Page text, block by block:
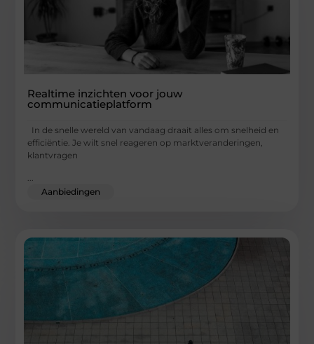
Realtime inzichten voor jouw
communicatieplatform
In de snelle wereld van vandaag draait alles om snelheid en
efficiëntie. Je wilt snel reageren op marktveranderingen,
klantvragen
...
Aanbiedingen